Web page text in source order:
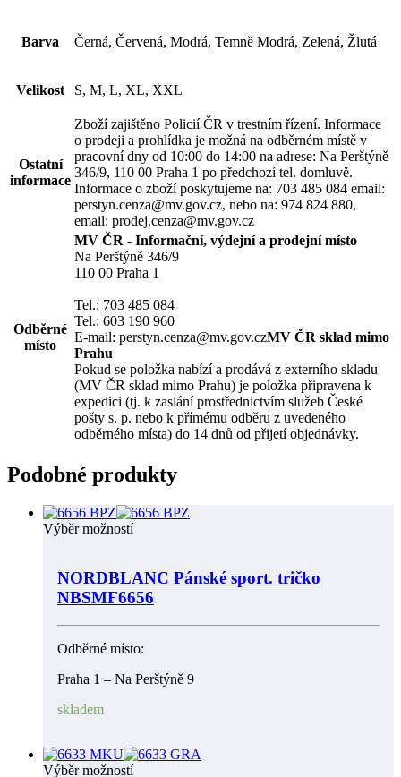
Barva Černá, Červená, Modrá, Temně Modrá, Zelená, Žlutá
Velikost S, M, L, XL, XXL
Ostatní
informace
Zboží zajištěno Policií ČR v trestním řízení. Informace
o prodeji a prohlídka je možná na odběrném místě v
pracovní dny od 10:00 do 14:00 na adrese: Na Perštýně
346/9, 110 00 Praha 1 po předchozí tel. domluvě.
Informace o zboží poskytujeme na: 703 485 084 email:
perstyn.cenza@mv.gov.cz, nebo na: 974 824 880,
email: prodej.cenza@mv.gov.cz
Odběrné
místo
MV ČR - Informační, výdejní a prodejní místo
Na Perštýně 346/9
110 00 Praha 1
Tel.: 703 485 084
Tel.: 603 190 960
E-mail: perstyn.cenza@mv.gov.czMV ČR sklad mimo
Prahu
Pokud se položka nabízí a prodává z externího skladu
(MV ČR sklad mimo Prahu) je položka připravena k
expedici (tj. k zaslání prostřednictvím služeb České
pošty s. p. nebo k přímému odběru z uvedeného
odběrného místa) do 14 dnů od přijetí objednávky.
Podobné produkty
Výběr možností
NORDBLANC Pánské sport. tričko
NBSMF6656
Odběrné místo:
Praha 1 – Na Perštýně 9
skladem
Výběr možností